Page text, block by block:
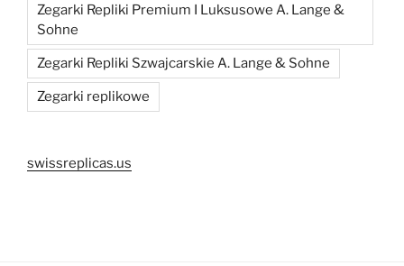
Zegarki Repliki Premium I Luksusowe A. Lange &
Sohne
Zegarki Repliki Szwajcarskie A. Lange & Sohne
Zegarki replikowe
swissreplicas.us